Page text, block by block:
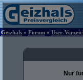
Geizhals » Forum » User-
Nur